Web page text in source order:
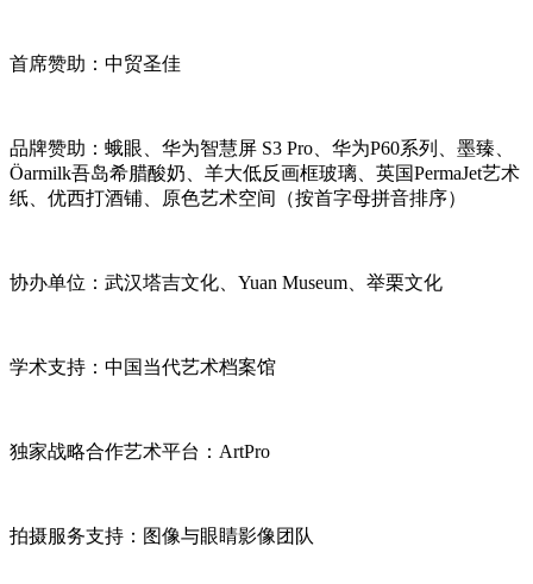
首席赞助：中贸圣佳
品牌赞助：蛾眼、华为智慧屏 S3 Pro、华为P60系列、墨臻、
Öarmilk吾岛希腊酸奶、羊大低反画框玻璃、英国PermaJet艺术
纸、优西打酒铺、原色艺术空间（按首字母拼音排序）
协办单位：武汉塔吉文化、Yuan Museum、举栗文化
学术支持：中国当代艺术档案馆
独家战略合作艺术平台：ArtPro
拍摄服务支持：图像与眼睛影像团队